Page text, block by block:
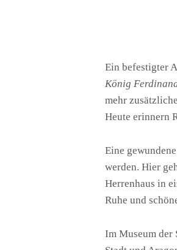
Ein befestigter
König
mehr
Heute erinnern
Eine
werden. Hier
Herrenhaus in
Ruhe und
Im Museum der